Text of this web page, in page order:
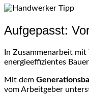
Aufgepasst:
In Zusammenarbeit
energieeffizientes
Mit dem
vom Arbeitgeber